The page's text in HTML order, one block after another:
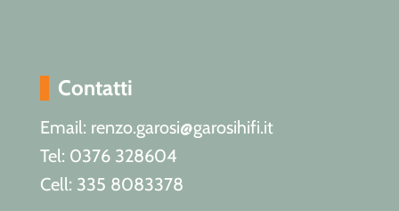
Contatti
Email: renzo.garosi@garosihifi.it
Tel: 0376 328604
Cell: 335 8083378